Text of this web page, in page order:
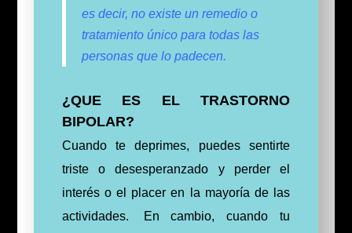
es decir, no existe un remedio o
tratamiento único para todas las
personas que lo padecen.
¿QUE ES EL TRASTORNO
BIPOLAR?
Cuando te deprimes, puedes sentirte
triste o desesperanzado y perder el
interés o el placer en la mayoría de las
actividades.
En cambio, cuando tu